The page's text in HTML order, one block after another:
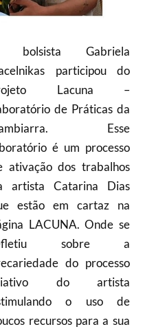
bolsista Gabriela
participou do
Lacuna –
de Práticas da
Esse
é um processo
ativação dos trabalhos
artista Catarina Dias
estão em cartaz na
LACUNA. Onde se
sobre a
do processo
do artista
o uso de
recursos para a sua